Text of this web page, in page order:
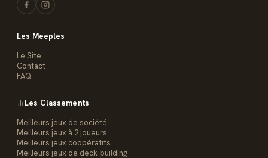
Les Meeples
Le Site
Contact
FAQ
Les Classements
Meilleurs jeux de société
Meilleurs jeux à 2 joueurs
Meilleurs jeux coopératifs
Meilleurs jeux de deck-building